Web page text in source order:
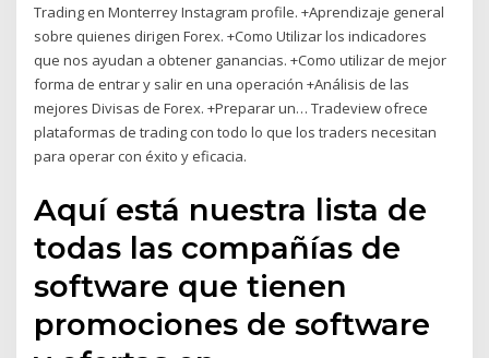
Trading en Monterrey Instagram profile. +Aprendizaje general
sobre quienes dirigen Forex. +Como Utilizar los indicadores
que nos ayudan a obtener ganancias. +Como utilizar de mejor
forma de entrar y salir en una operación +Análisis de las
mejores Divisas de Forex. +Preparar un… Tradeview ofrece
plataformas de trading con todo lo que los traders necesitan
para operar con éxito y eficacia.
Aquí está nuestra lista de
todas las compañías de
software que tienen
promociones de software